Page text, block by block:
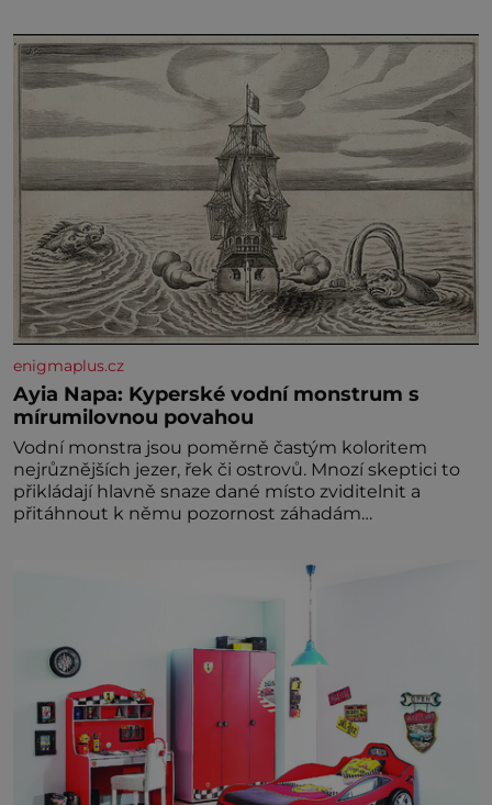
výslechů nikdo nevyvíjel fyzický ani psychický nátlak.
Syn brněnského řezníka chce být knězem a
enigmaplus.cz
Ayia Napa: Kyperské vodní monstrum s
mírumilovnou povahou
Vodní monstra jsou poměrně častým koloritem
nejrůznějších jezer, řek či ostrovů. Mnozí skeptici to
přikládají hlavně snaze dané místo zviditelnit a
přitáhnout k němu pozornost záhadám